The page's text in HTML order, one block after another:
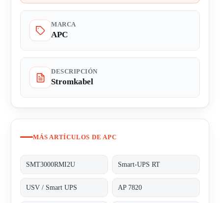
MARCA
APC
DESCRIPCIÓN
Stromkabel
MÁS ARTÍCULOS DE APC
SMT3000RMI2U Smart-UPS RT
USV / Smart UPS AP 7820